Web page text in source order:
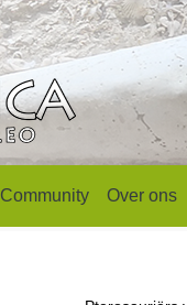
Community Over ons